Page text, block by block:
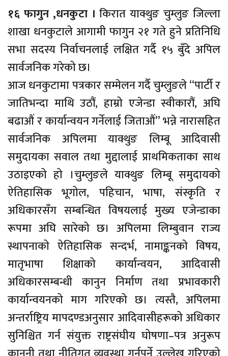
१६ फागुन ,धनकुटा ।किरात याक्थुङ चुम्लुङ जिल्ला
शाखा धनकुटाले आगामी फागुन २१ गते हुने प्रतिनिधि
सभा सदस्य निर्वाचनलाई लक्षित गर्दै १५ बुँदे अपिल
सार्वजनिक गरेको छ।
आज धनकुटामा पत्रकार सम्मेलन गर्दै चुम्लुङले “पार्टी र
जातिभन्दा माथि उठौं, हाम्रो एजेन्डा स्वीकारौं, अघि
बढाऔं र कार्यान्वयन गर्नेलाई जिताऔं” भन्ने नारासहित
सार्वजनिक अपिलमा याक्थुङ लिम्बू आदिवासी
समुदायका सवाल तथा मुद्दालाई प्राथमिकताका साथ
उठाइएको हो ।चुम्लुङले याक्थुङ लिम्बू समुदायको
ऐतिहासिक भूगोल, पहिचान, भाषा, संस्कृति र
अधिकारसँग सम्बन्धित विषयलाई मुख्य एजेन्डाका
रूपमा अघि सारेको छ। अपिलमा लिम्बुवान राज्य
स्थापनाको ऐतिहासिक सन्दर्भ, नामाङ्कनको विषय,
मातृभाषा शिक्षाको कार्यान्वयन, आदिवासी
अधिकारसम्बन्धी कानुन निर्माण तथा प्रभावकारी
कार्यान्वयनको माग गरिएको छ। त्यस्तै, अपिलमा
अन्तर्राष्ट्रिय मापदण्डअनुसार आदिवासीहरूको अधिकार
सुनिश्चित गर्न संयुक्त राष्ट्रसंघीय घोषणा–पत्र अनुरूप